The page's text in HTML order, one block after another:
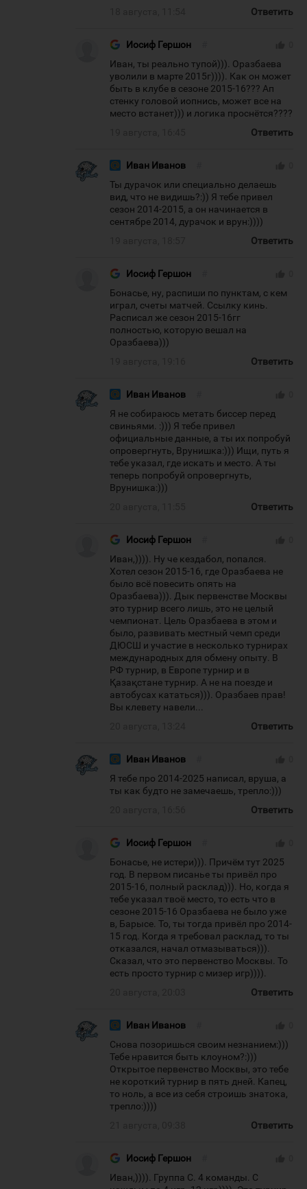
Ответить
Иосиф Гершон
Иван, ты реально тупой))). Оразбаева
уволили в марте 2015г)))). Как он может
быть в клубе в сезоне 2015-16??? Ап
стенку головой иопнись, может все на
место встанет))) и логика проснётся????
Ответить
Иван Иванов
Ты дурачок или специально делаешь
вид, что не видишь?:)) Я тебе привел
сезон 2014-2015, а он начинается в
сентябре 2014, дурачок и врун:))))
Ответить
Иосиф Гершон
Бонасье, ну, распиши по пунктам, с кем
играл, счеты матчей. Ссылку кинь.
Расписал же сезон 2015-16гг
полностью, которую вешал на
Оразбаева)))
Ответить
Иван Иванов
Я не собираюсь метать биссер перед
свиньями. :))) Я тебе привел
официальные данные, а ты их попробуй
опровергнуть, Врунишка:))) Ищи, путь я
тебе указал, где искать и место. А ты
теперь попробуй опровергнуть,
Врунишка:)))
Ответить
Иосиф Гершон
Иван,)))). Ну че кездабол, попался.
Хотел сезон 2015-16, где Оразбаева не
было всё повесить опять на
Оразбаева))). Дык первенстве Москвы
это турнир всего лишь, это не целый
чемпионат. Цель Оразбаева в этом и
было, развивать местный чемп среди
ДЮСШ и участие в несколько турнирах
международных для обмену опыту. В
РФ турнир, в Европе турнир и в
Қазақстане турнир. А не на поезде и
автобусах кататься))). Оразбаев прав!
Вы клевету навели...
Ответить
Иван Иванов
Я тебе про 2014-2025 написал, вруша, а
ты как будто не замечаешь, трепло:)))
Ответить
Иосиф Гершон
Бонасье, не истери))). Причём тут 2025
год. В первом писанье ты привёл про
2015-16, полный расклад))). Но, когда я
тебе указал твоё место, то есть что в
сезоне 2015-16 Оразбаева не было уже
в, Барысе. То, ты тогда привёл про 2014-
15 год. Когда я требовал расклад, то ты
отказался, начал отмазываться))).
Сказал, что это первенство Москвы. То
есть просто турнир с мизер игр)))).
Ответить
Иван Иванов
Снова позоришься своим незнанием:)))
Тебе нравится быть клоуном?:)))
Открытое первенство Москвы, это тебе
не короткий турнир в пять дней. Капец,
то ноль, а все из себя строишь знатока,
трепло:))))
Ответить
Иосиф Гершон
Иван,)))). Группа С. 4 команды. С